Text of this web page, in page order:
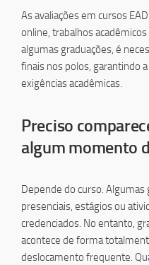
As avaliações em cursos
online, trabalhos
algumas graduações, é
finais nos polos, garantindo
exigências acadêmicas.
Preciso
algum momento
Depende do curso.
presenciais, estágios ou
credenciados. No entanto,
acontece de forma
deslocamento frequente.